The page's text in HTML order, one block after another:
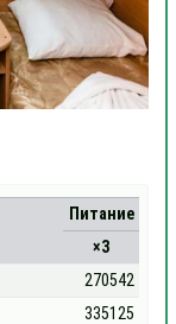
Питание
×3
270542
335125